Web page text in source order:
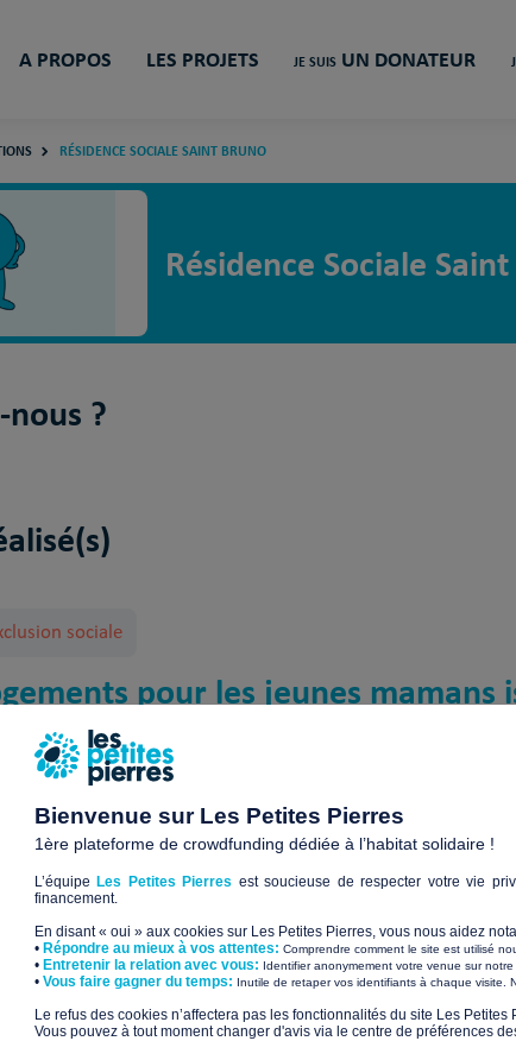
A PROPOS LES PROJETS JE SUIS UN DONATEUR
RÉSIDENCE SOCIALE SAINT BRUNO
Résidence Sociale
?
sociale
pour les jeunes mamans
vie et le confort
Paiements
Bienvenue sur Les Petites Pierres
1ère plateforme de crowdfunding dédiée à l’habitat solidaire !
L’équipeLes Petites Pierres est soucieuse de respecter votre vie
financement.
En disant « oui » aux cookies sur Les Petites Pierres, vous nous aidez
• Répondre au mieux à vos attentes: Comprendre comment le site est utilisé
• Entretenir la relation avec vous: Identifier anonymement votre venue sur
​• Vous faire gagner du temps: Inutile de retaper vos identifiants à chaque visite.
​Le refus des cookies n’affectera pas les fonctionnalités du site Les
Vous pouvez à tout moment changer d'avis via le centre de préférences